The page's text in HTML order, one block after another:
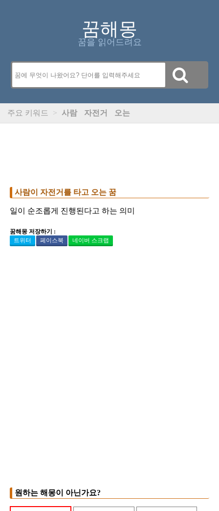
꿈해몽
꿈을 읽어드려요
주요 키워드 > 사람 자전거 오는
사람이 자전거를 타고 오는 꿈
일이 순조롭게 진행된다고 하는 의미
꿈해몽 저장하기 :
트위터
페이스북 네이버 스크랩
원하는 해몽이 아닌가요?